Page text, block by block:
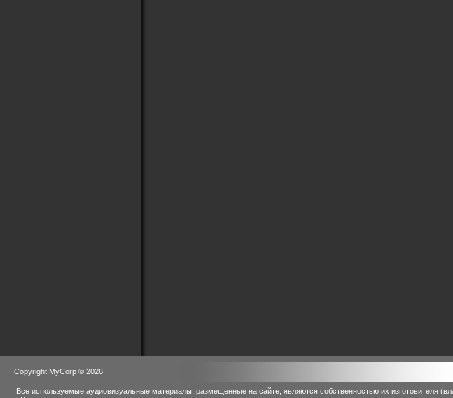
Copyright MyCorp © 2026
Все используемые аудиовизуальные материалы, размещенные на сайте, являются собственностью их изготовителя